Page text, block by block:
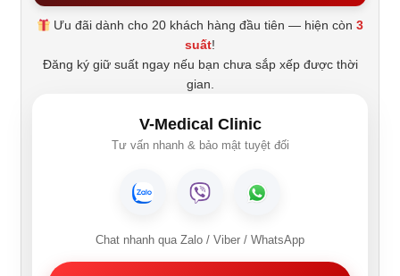
Ưu đãi dành cho 20 khách hàng đầu tiên — hiện còn3
suất!
Đăng ký giữ suất ngay nếu bạn chưa sắp xếp được thời
gian.
V-Medical Clinic
Tư vấn nhanh & bảo mật tuyệt đối
Chat nhanh qua Zalo / Viber / WhatsApp